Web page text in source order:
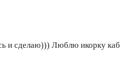
и сделаю))) Люблю икорку